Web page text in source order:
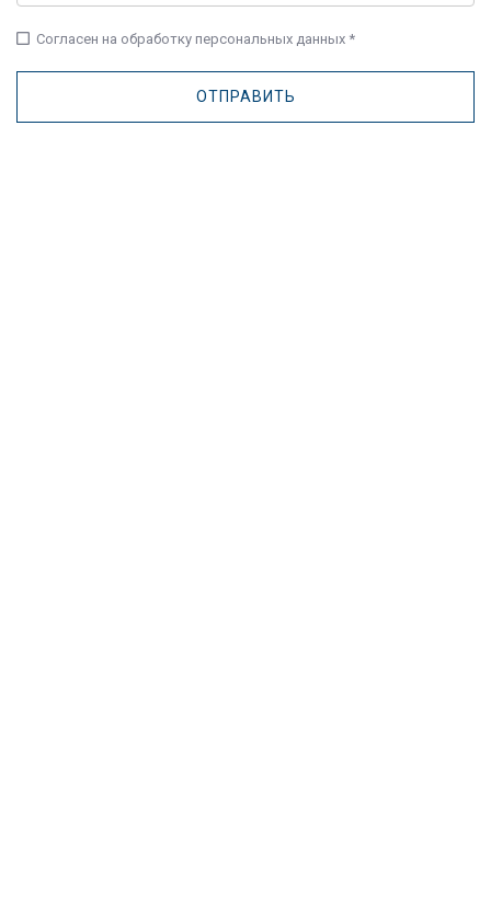
check_box_outline_blank Согласен на обработку персональных данных *